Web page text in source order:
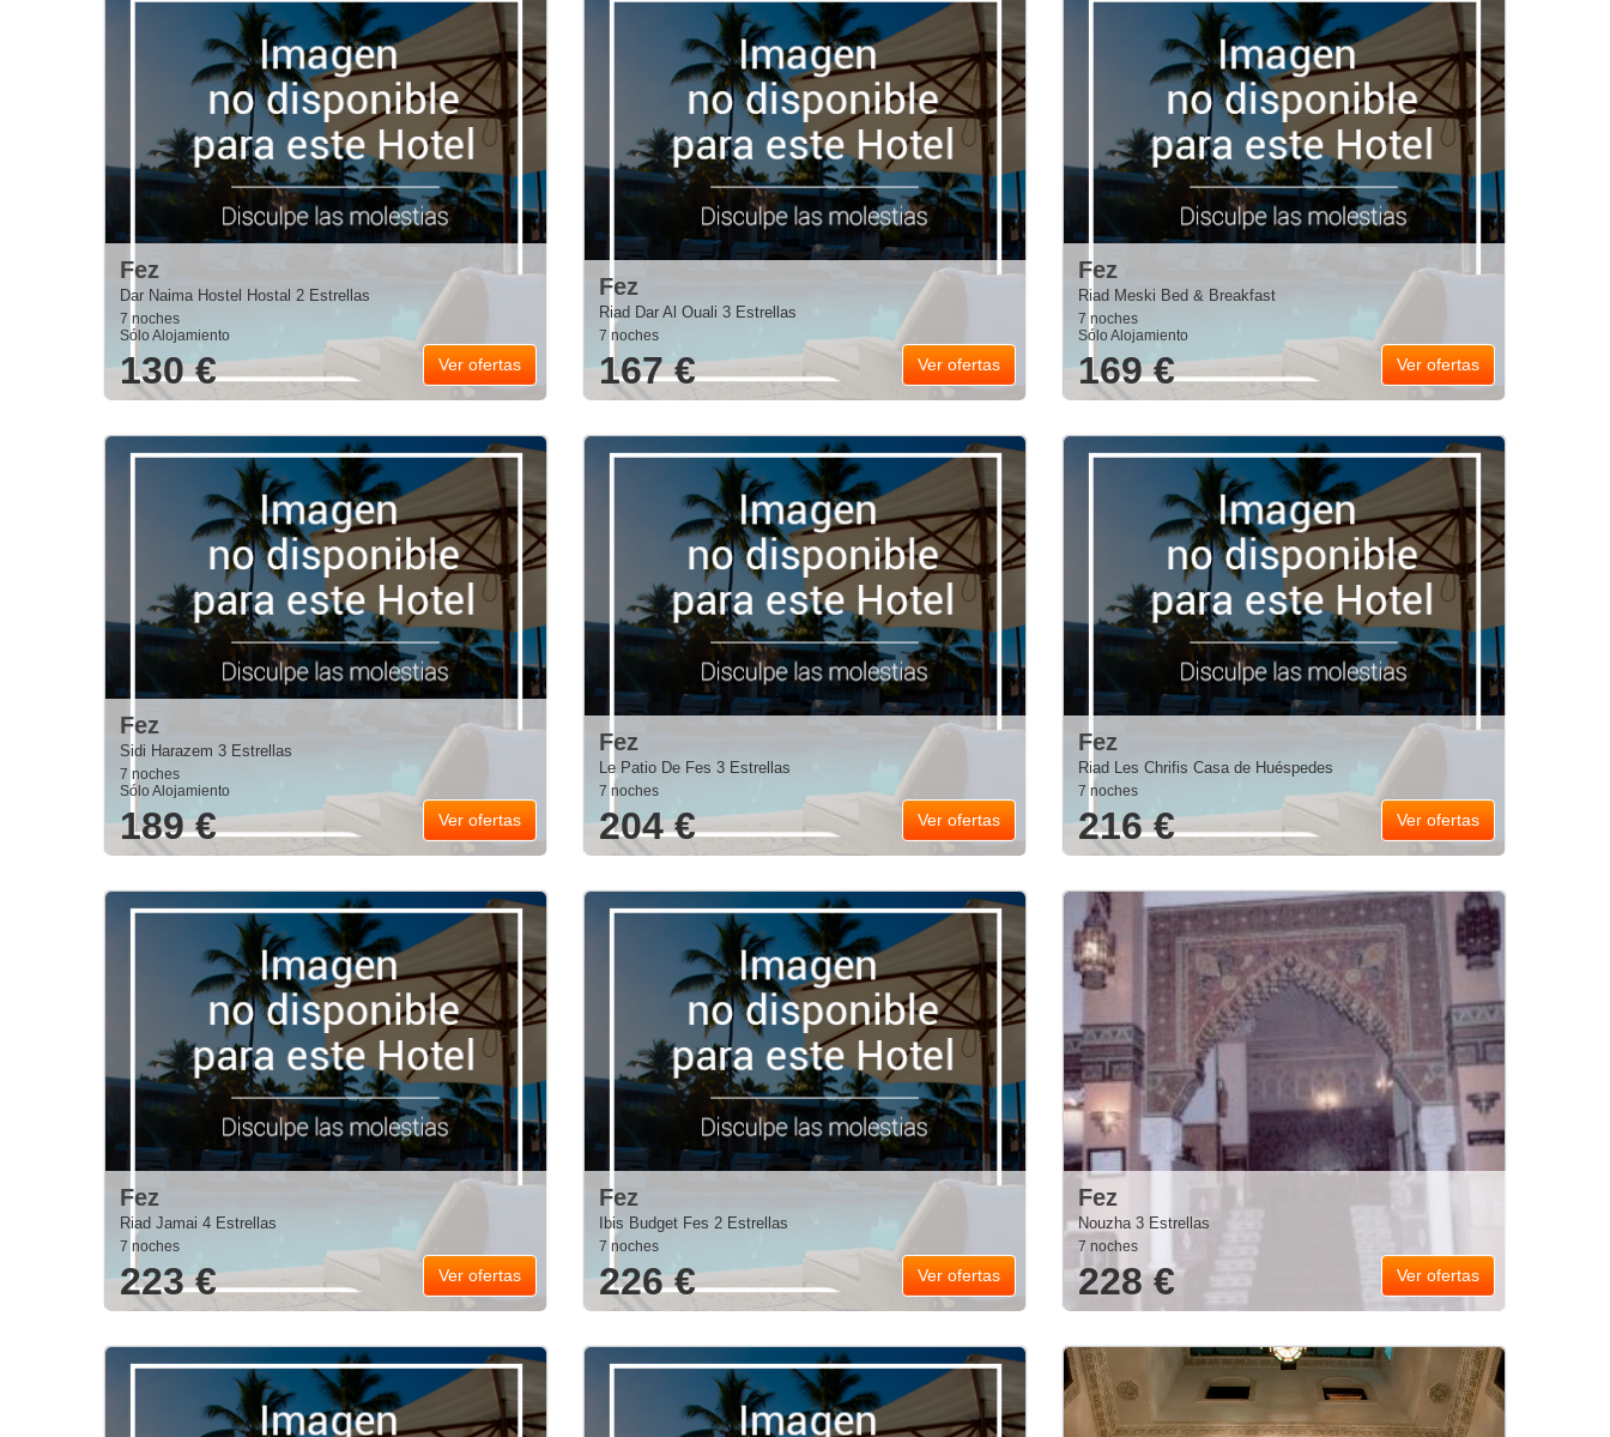
Fez
Dar Naima Hostel Hostal 2 Estrellas
7 noches
Sólo Alojamiento
130 € Ver ofertas
Fez
Riad Dar Al Ouali 3 Estrellas
7 noches
167 € Ver ofertas
Fez
Riad Meski Bed & Breakfast
7 noches
Sólo Alojamiento
169 € Ver ofertas
Fez
Sidi Harazem 3 Estrellas
7 noches
Sólo Alojamiento
189 € Ver ofertas
Fez
Le Patio De Fes 3 Estrellas
7 noches
204 € Ver ofertas
Fez
Riad Les Chrifis Casa de Huéspedes
7 noches
216 € Ver ofertas
Fez
Riad Jamai 4 Estrellas
7 noches
223 € Ver ofertas
Fez
Ibis Budget Fes 2 Estrellas
7 noches
226 € Ver ofertas
Fez
Nouzha 3 Estrellas
7 noches
228 € Ver ofertas